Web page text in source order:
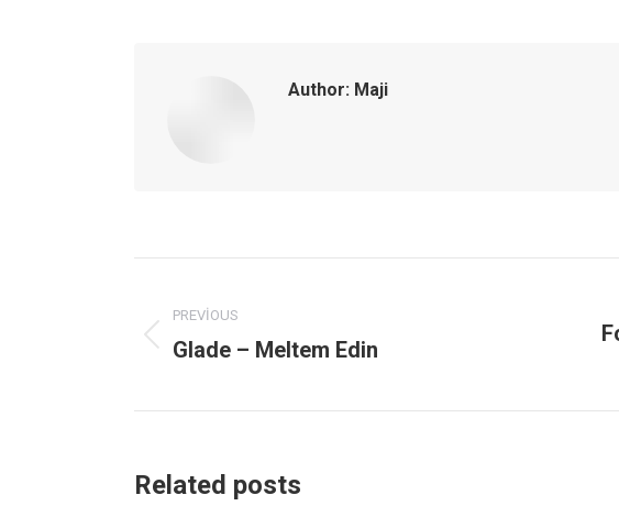
Author: Maji
navigation
PREVIOUS
Previous
Glade – Meltem Edin
Related posts